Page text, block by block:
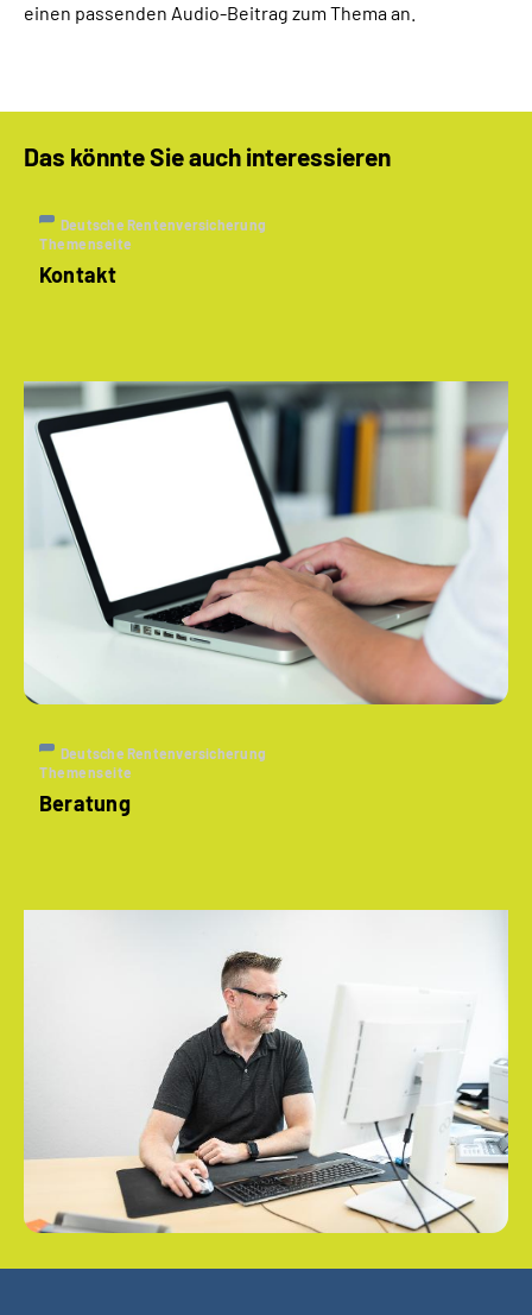
einen passenden Audio-Beitrag zum Thema an.
Das könnte Sie auch interessieren
Deutsche Rentenversicherung
Themenseite
Kontakt
Deutsche Rentenversicherung
Themenseite
Beratung